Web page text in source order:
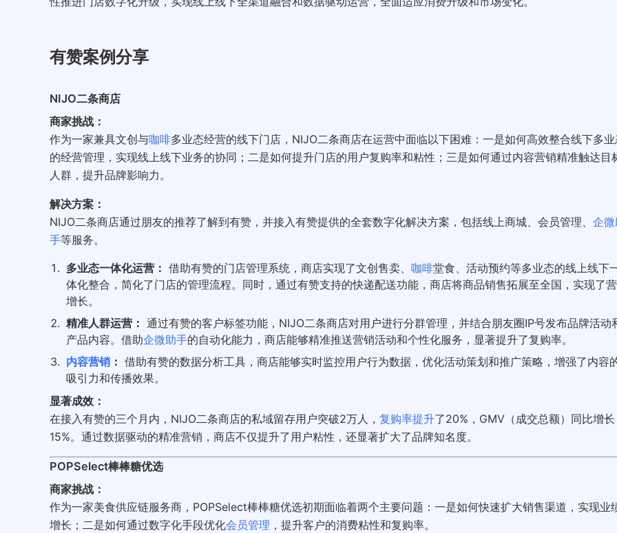
有赞案例分享
NIJO二条商店
商家挑战：
作为一家兼具文创与咖啡多业态经营的线下门店，NIJO二条商店在运营中面临以下困难：一是如何高效整合线下多
的经营管理，实现线上线下业务的协同；二是如何提升门店的用户复购率和粘性；三是如何通过内容营销精准触达目
人群，提升品牌影响力。
解决方案：
NIJO二条商店通过朋友的推荐了解到有赞，并接入有赞提供的全套数字化解决方案，包括线上商城、会员管理、 企
手等服务。
多业态一体化运营： 借助有赞的门店管理系统，商店实现了文创售卖、 咖啡堂食、活动预约等多业态的线上线下
体化整合，简化了门店的管理流程。同时，通过有赞支持的快递配送功能，商店将商品销售拓展至全国，实现了
增长。
精准人群运营： 通过有赞的客户标签功能，NIJO二条商店对用户进行分群管理，并结合朋友圈IP号发布品牌活动
产品内容。借助企微助手的自动化能力，商店能够精准推送营销活动和个性化服务，显著提升了复购率。
内容营销 ： 借助有赞的数据分析工具，商店能够实时监控用户行为数据，优化活动策划和推广策略，增强了内容
吸引力和传播效果。
显著成效：
在接入有赞的三个月内，NIJO二条商店的私域留存用户突破2万人， 复购率提升了20%，GMV（成交总额）同比增长
15%。通过数据驱动的精准营销，商店不仅提升了用户粘性，还显著扩大了品牌知名度。
POPSelect棒棒糖优选
商家挑战：
作为一家美食供应链服务商，POPSelect棒棒糖优选初期面临着两个主要问题：一是如何快速扩大销售渠道，实现业
增长；二是如何通过数字化手段优化会员管理 ，提升客户的消费粘性和复购率。